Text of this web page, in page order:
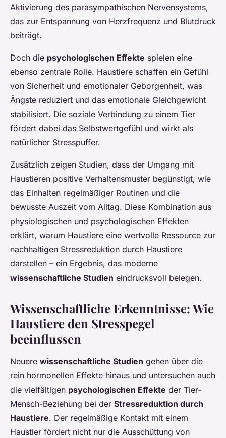
Aktivierung des parasympathischen Nervensystems,
das zur Entspannung von Herzfrequenz und Blutdruck
beiträgt.
Doch die psychologischen Effekte spielen eine
ebenso zentrale Rolle. Haustiere schaffen ein Gefühl
von Sicherheit und emotionaler Geborgenheit, was
Ängste reduziert und das emotionale Gleichgewicht
stabilisiert. Die soziale Verbindung zu einem Tier
fördert dabei das Selbstwertgefühl und wirkt als
natürlicher Stresspuffer.
Zusätzlich zeigen Studien, dass der Umgang mit
Haustieren positive Verhaltensmuster begünstigt, wie
das Einhalten regelmäßiger Routinen und die
bewusste Auszeit vom Alltag. Diese Kombination aus
physiologischen und psychologischen Effekten
erklärt, warum Haustiere eine wertvolle Ressource zur
nachhaltigen Stressreduktion durch Haustiere
darstellen – ein Ergebnis, das moderne
wissenschaftliche Studien eindrucksvoll belegen.
Wissenschaftliche Erkenntnisse: Wie
Haustiere den Stresspegel
beeinflussen
Neuere wissenschaftliche Studien gehen über die
rein hormonellen Effekte hinaus und untersuchen auch
die vielfältigen psychologischen Effekte der Tier-
Mensch-Beziehung bei der Stressreduktion durch
Haustiere. Der regelmäßige Kontakt mit einem
Haustier fördert nicht nur die Ausschüttung von